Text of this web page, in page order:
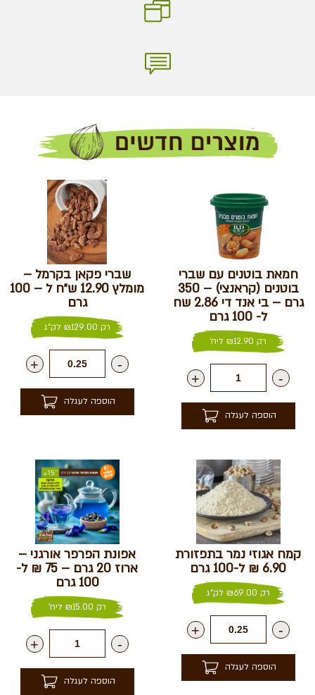
חמאת בוטנים עם שברי
בוטנים (קראנצי) – 350
גרם – בי אנד די 2.86 שח
ל- 100 גרם
רק ₪12.90 ליח'
-
+
הוספה לעגלה
שברי פקאן בקרמל –
מומלץ 12.90 ש״ח ל – 100
גרם
רק ₪129.00 לק"ג
-
+
הוספה לעגלה
קמח אגוזי נמר בתפזורת
6.90 ₪ ל-100 גרם
רק ₪69.00 לק"ג
-
+
הוספה לעגלה
אפונת הפרפר אורגני –
ארוז 20 גרם – 75 ₪ ל-
100 גרם
רק ₪15.00 ליח'
-
+
הוספה לעגלה